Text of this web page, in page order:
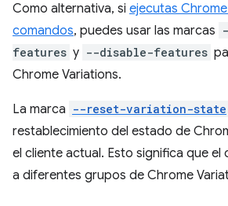
Como alternativa, si ejecutas
comandos, puedes usar las marcas
features y --disable-features
Chrome Variations.
La marca --reset-variation-state
restablecimiento del estado de
el cliente actual. Esto significa que el
a diferentes grupos de Chrome